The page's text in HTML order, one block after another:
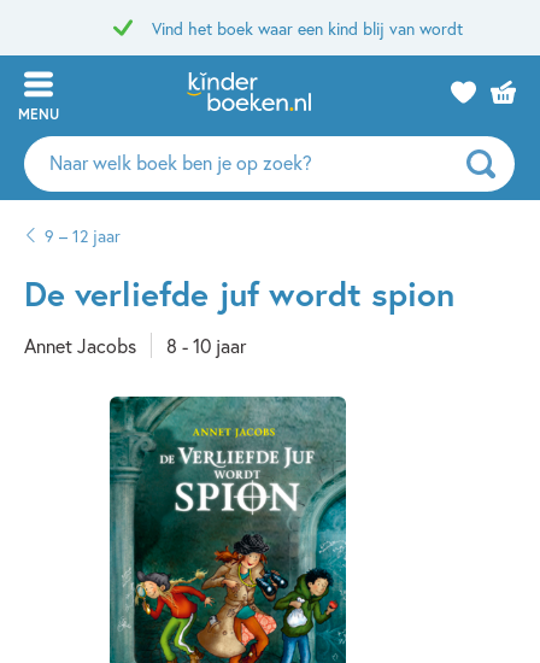
Vind het boek waar een kind blij van wordt
MENU
Zoeken
naar
auteurs
uitgevers
9 – 12 jaar
De verliefde juf wordt spion
Annet Jacobs 8 - 10 jaar